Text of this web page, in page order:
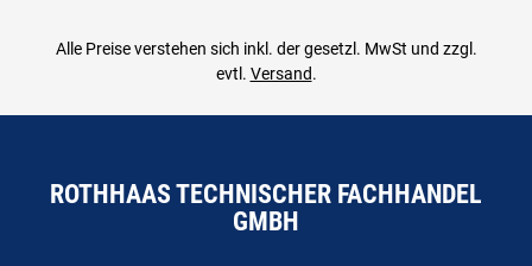
Alle Preise verstehen sich inkl. der gesetzl. MwSt und zzgl.
evtl. Versand.
ROTHHAAS TECHNISCHER FACHHANDEL
GMBH